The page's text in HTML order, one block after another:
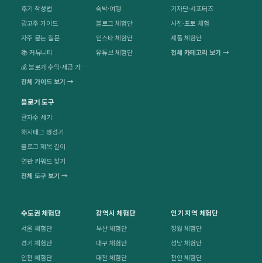
후기 작성법
광고주 가이드
자주 묻는 질문
📚 커뮤니티
💰 블로거 수익·세금 가이드
전체 가이드 보기 →
숙박·여행
블로그 체험단
인스타 체험단
유튜브 체험단
기자단·서포터즈
사진·포토 체험
제품 체험단
전체 카테고리 보기 →
블로거 도구
글자수 세기
해시태그 생성기
블로그 제목 길이
연관 키워드 찾기
전체 도구 보기 →
수도권 체험단
서울 체험단
경기 체험단
인천 체험단
광역시 체험단
부산 체험단
대구 체험단
대전 체험단
인기 지역 체험단
창원 체험단
성남 체험단
천안 체험단